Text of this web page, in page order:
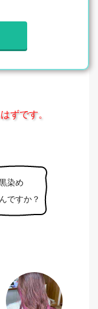
ずです。
染め
ですか？